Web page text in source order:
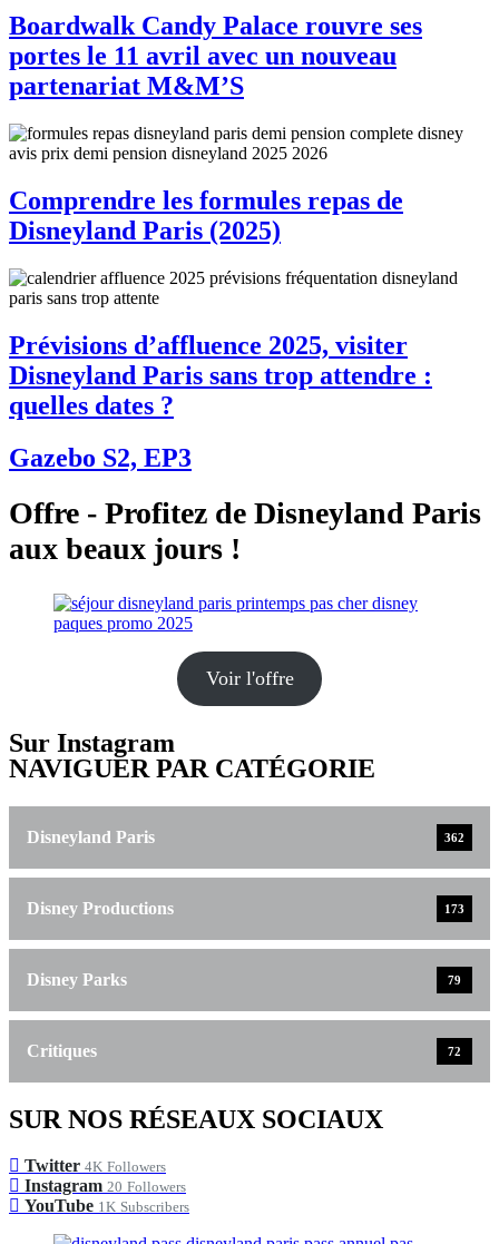
Boardwalk Candy Palace rouvre ses
portes le 11 avril avec un nouveau
partenariat M&M’S
Comprendre les formules repas de
Disneyland Paris (2025)
Prévisions d’affluence 2025, visiter
Disneyland Paris sans trop attendre :
quelles dates ?
Gazebo S2, EP3
Offre - Profitez de Disneyland Paris
aux beaux jours !
Voir l'offre
Sur Instagram
NAVIGUER PAR CATÉGORIE
Disneyland Paris 362
Disney Productions 173
Disney Parks 79
Critiques 72
SUR NOS RÉSEAUX SOCIAUX
Twitter 4K Followers
Instagram 20 Followers
YouTube 1K Subscribers